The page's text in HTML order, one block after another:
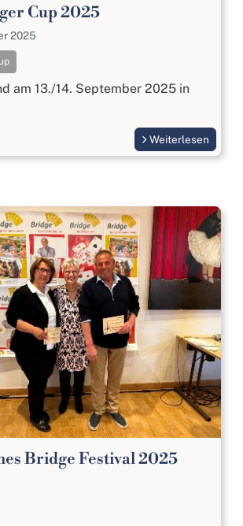
Cup 2025
2025
am 13./14. September 2025 in
Weiterlesen
Bridge Festival 2025